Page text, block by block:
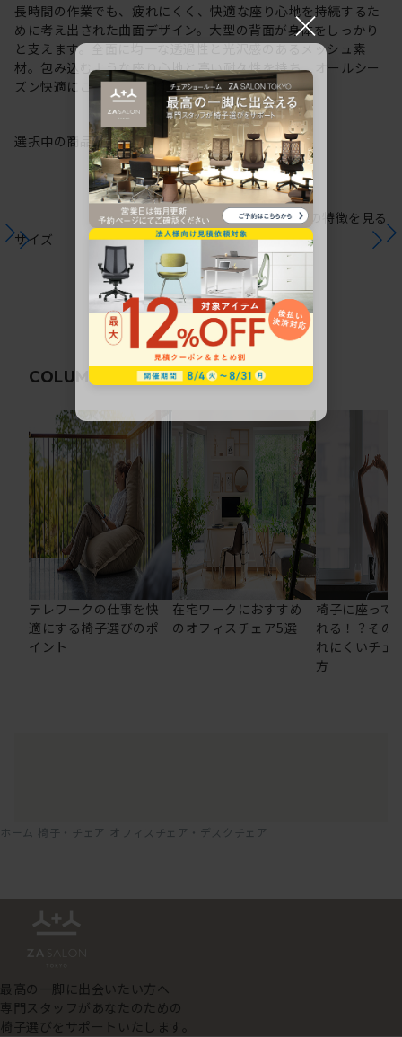
長時間の作業でも、疲れにくく、快適な座り心地を持続するた
めに考え出された曲面デザイン。大型の背面が身体をしっかり
と支えます。全面に均一な透過性と光沢感のあるメッシュ素
材。包み込むような座り心地と高い耐久性を持ち、オールシー
ズン快適にご使用いただけます。
選択中の商品情報保証 注意事項
サイズ
シリーズの特徴を見る
COLUMN 関連コラム
テレワークの仕事を快
適にする椅子選びのポ
イント
在宅ワークにおすすめ
のオフィスチェア5選
椅子に座って
れる！？その
れにくいチェ
方
ホーム 椅子・チェア オフィスチェア・デスクチェア
最高の一脚に出会いたい方へ
専門スタッフがあなたのための
椅子選びをサポートいたします。
×